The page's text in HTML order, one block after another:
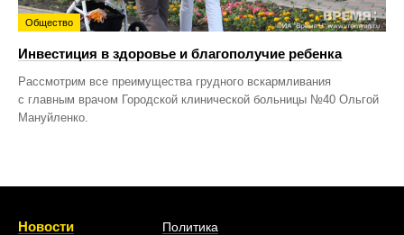
Общество
Инвестиция в здоровье и благополучие ребенка
Рассмотрим все преимущества грудного вскармливания
с главным врачом Городской клинической больницы №40 Ольгой
Мануйленко.
Новости
Политика